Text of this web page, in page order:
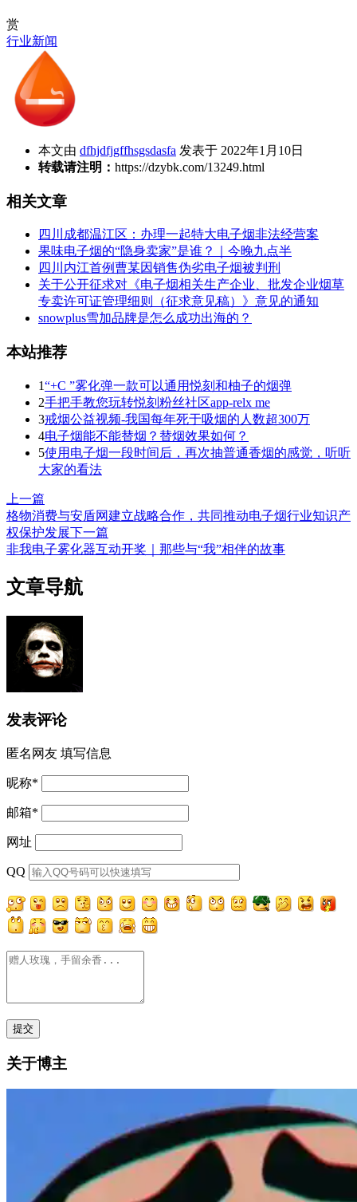
赏
行业新闻
本文由 dfhjdfjgffhsgsdasfa 发表于 2022年1月10日
转载请注明： https://dzybk.com/13249.html
相关文章
四川成都温江区：办理一起特大电子烟非法经营案
果味电子烟的“隐身卖家”是谁？｜今晚九点半
四川内江首例曹某因销售伪劣电子烟被判刑
关于公开征求对《电子烟相关生产企业、批发企业烟草
专卖许可证管理细则（征求意见稿）》意见的通知
snowplus雪加品牌是怎么成功出海的？
本站推荐
1“+C ”雾化弹一款可以通用悦刻和柚子的烟弹
2手把手教您玩转悦刻粉丝社区app-relx me
3戒烟公益视频-我国每年死于吸烟的人数超300万
4电子烟能不能替烟？替烟效果如何？
5使用电子烟一段时间后，再次抽普通香烟的感觉，听听
大家的看法
上一篇
格物消费与安盾网建立战略合作，共同推动电子烟行业知识产
权保护发展下一篇
非我电子雾化器互动开奖｜那些与“我”相伴的故事
文章导航
发表评论
匿名网友 填写信息
昵称*
邮箱*
网址
QQ
关于博主